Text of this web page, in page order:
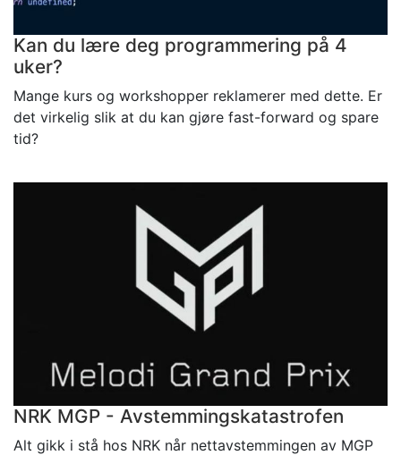
Kan du lære deg programmering på 4
uker?
Mange kurs og workshopper reklamerer med dette. Er
det virkelig slik at du kan gjøre fast-forward og spare
tid?
NRK MGP - Avstemmingskatastrofen
Alt gikk i stå hos NRK når nettavstemmingen av MGP